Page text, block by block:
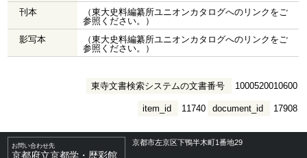
刊本
（東大史料編纂所ユニオンカタログへのリンクをご
参照ください。）
影写本
（東大史料編纂所ユニオンカタログへのリンクをご
参照ください。）
東寺文書検索システムの文書番号 1000520010600
document_id 17908
item_id 11740
お問い合わせ先
京都府立京都学・歴彩館
京都市左京区下鴨半木町1番地29